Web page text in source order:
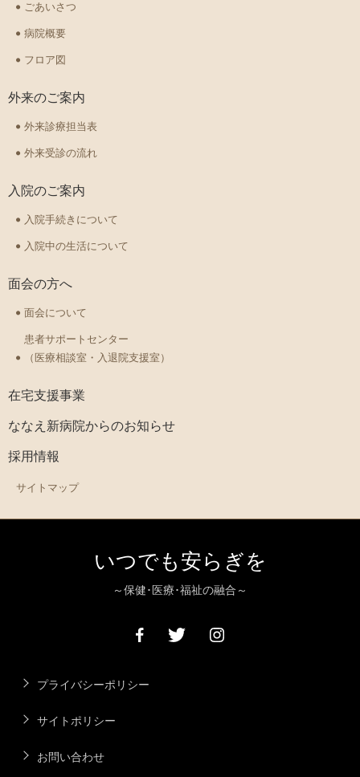
ごあいさつ
病院概要
フロア図
外来のご案内
外来診療担当表
外来受診の流れ
入院のご案内
入院手続きについて
入院中の生活について
面会の方へ
面会について
患者サポートセンター
（医療相談室・入退院支援室）
在宅支援事業
ななえ新病院からのお知らせ
採用情報
サイトマップ
いつでも安らぎを
～保健･医療･福祉の融合～
プライバシーポリシー
サイトポリシー
お問い合わせ